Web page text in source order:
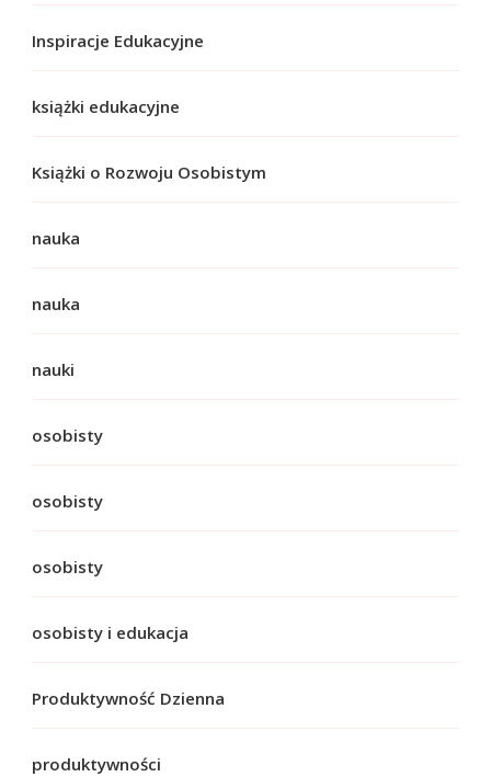
Inspiracje Edukacyjne
książki edukacyjne
Książki o Rozwoju Osobistym
nauka
nauka
nauki
osobisty
osobisty
osobisty
osobisty i edukacja
Produktywność Dzienna
produktywności